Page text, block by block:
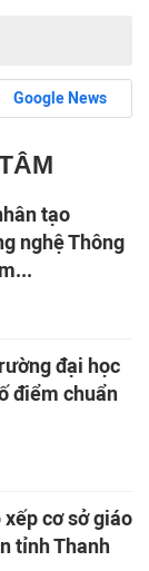
Google News
tạo
nghệ Thông
đại học
điểm chuẩn
cơ sở giáo
tỉnh Thanh